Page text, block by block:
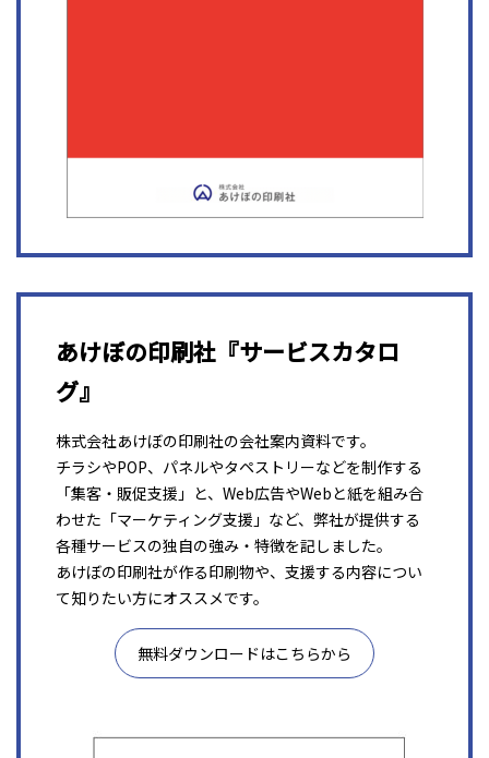
あけぼの印刷社『サービスカタロ
グ』
株式会社あけぼの印刷社の会社案内資料です。
チラシやPOP、パネルやタペストリーなどを制作する
「集客・販促支援」と、Web広告やWebと紙を組み合
わせた「マーケティング支援」など、弊社が提供する
各種サービスの独自の強み・特徴を記しました。
あけぼの印刷社が作る印刷物や、支援する内容につい
て知りたい方にオススメです。
無料ダウンロードはこちらから